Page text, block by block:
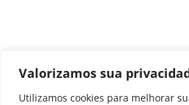
Valorizamos sua
Utilizamos cookies para melhorar